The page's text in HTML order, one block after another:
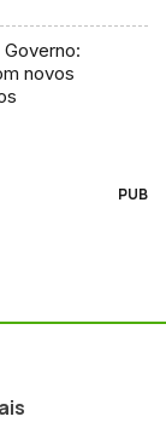
novos
PUB